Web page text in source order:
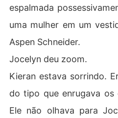
espalmada
uma mulher em um
Aspen Schneider.
Jocelyn deu zoom.
Kieran estava sorrindo.
do tipo que enrugava os
Ele não olhava para